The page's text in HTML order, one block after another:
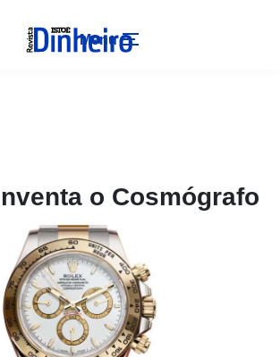
Menu
o Cosmógrafo